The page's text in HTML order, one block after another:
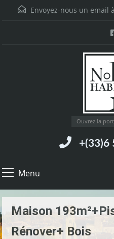
Envoyez-nous un email
Ouvrez la
+(33)6
Menu
Maison
Rénover+ Bois